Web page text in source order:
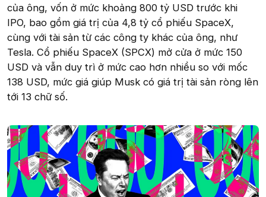
của ông, vốn ở mức khoảng 800 tỷ USD trước khi
IPO, bao gồm giá trị của 4,8 tỷ cổ phiếu SpaceX,
cùng với tài sản từ các công ty khác của ông, như
Tesla. Cổ phiếu SpaceX (SPCX) mở cửa ở mức 150
USD và vẫn duy trì ở mức cao hơn nhiều so với mốc
138 USD, mức giá giúp Musk có giá trị tài sản ròng lên
tới 13 chữ số.